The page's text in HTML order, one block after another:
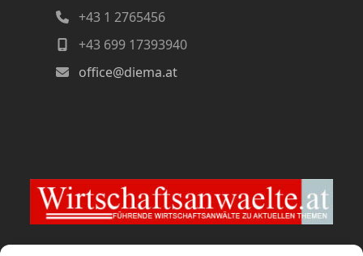
+43 1 2765456
+43 699 17393940
office@diema.at